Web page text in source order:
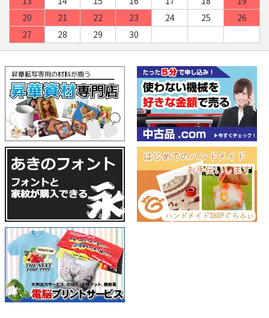
20
21 22 23 24 25
26
27
28 29 30